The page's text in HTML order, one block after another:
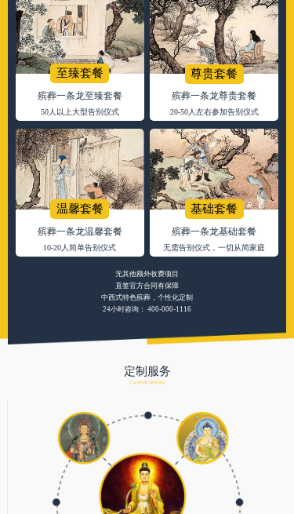
至臻套餐
殡葬一条龙至臻套餐
50人以上大型告别仪式
尊贵套餐
殡葬一条龙尊贵套餐
20-50人左右参加告别仪式
温馨套餐
殡葬一条龙温馨套餐
10-20人简单告别仪式
基础套餐
殡葬一条龙基础套餐
无需告别仪式，一切从简家庭
无其他额外收费项目
直签官方合同有保障
中西式特色殡葬，个性化定制
24小时咨询： 400-000-1116
定制服务
Custom service